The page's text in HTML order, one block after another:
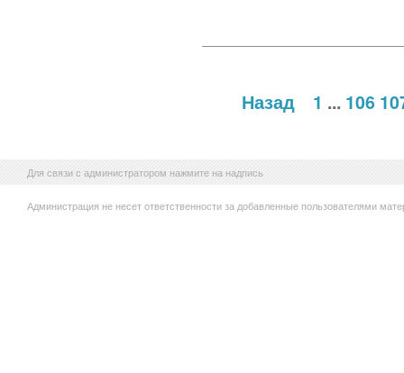
Назад 1 ... 106
Для связи с администратором нажмите на надпись
Администрация не несет ответственности за добавленные пользователями